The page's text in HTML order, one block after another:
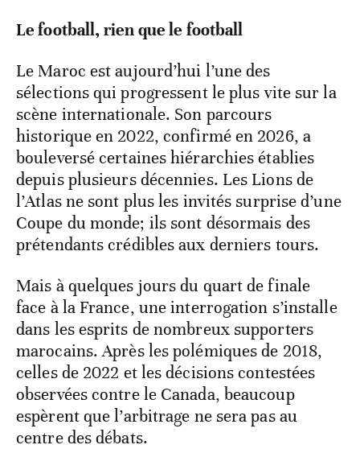
Le football, rien que le football
Le Maroc est aujourd’hui l’une des
sélections qui progressent le plus vite sur la
scène internationale. Son parcours
historique en 2022, confirmé en 2026, a
bouleversé certaines hiérarchies établies
depuis plusieurs décennies. Les Lions de
l’Atlas ne sont plus les invités surprise d’une
Coupe du monde; ils sont désormais des
prétendants crédibles aux derniers tours.
Mais à quelques jours du quart de finale
face à la France, une interrogation s’installe
dans les esprits de nombreux supporters
marocains. Après les polémiques de 2018,
celles de 2022 et les décisions contestées
observées contre le Canada, beaucoup
espèrent que l’arbitrage ne sera pas au
centre des débats.